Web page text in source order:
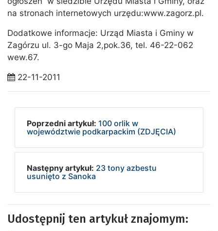
na stronach internetowych urzędu:www.zagorz.pl.
Dodatkowe informacje: Urząd Miasta i Gminy w
Zagórzu ul. 3-go Maja 2,pok.36, tel. 46-22-062
wew.67.
22-11-2011
Poprzedni artykuł: 100 orlik w
województwie podkarpackim (ZDJĘCIA)
Następny artykuł: 23 tony azbestu
usunięto z Sanoka
Udostępnij ten artykuł znajomym: